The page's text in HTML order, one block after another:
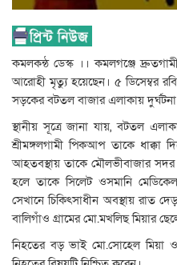
কমলকন্ঠ ডেস্ক ।। কমলগঞ্জে
আরোহী মৃত্যু হয়েছেন। ৫ ডিসেম্বর
সড়কের বটতল বাজার এলাকায় দুর্ঘটনা
স্থানীয় সূত্রে জানা যায়, বটতল
শ্রীমঙ্গলগামী পিকআপ তাকে
আহতবস্থায় তাকে মৌলভীবাজার সদর
হলে তাকে সিলেট ওসমানি
সেখানে চিকিৎসাধীন অবস্থায় রাত
বালিগাঁও গ্রামের মো.মখলিছ মিয়ার
নিহতের বড় ভাই মো.সোহেল মিয়া